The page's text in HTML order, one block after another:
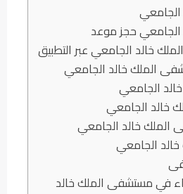
حجز موعد
خالد الجامعي عبر التطبيق
الملك خالد الجامعي
الجامعي
خالد الجامعي
خالد الجامعي
الجامعي
في مستشفى الملك خالد